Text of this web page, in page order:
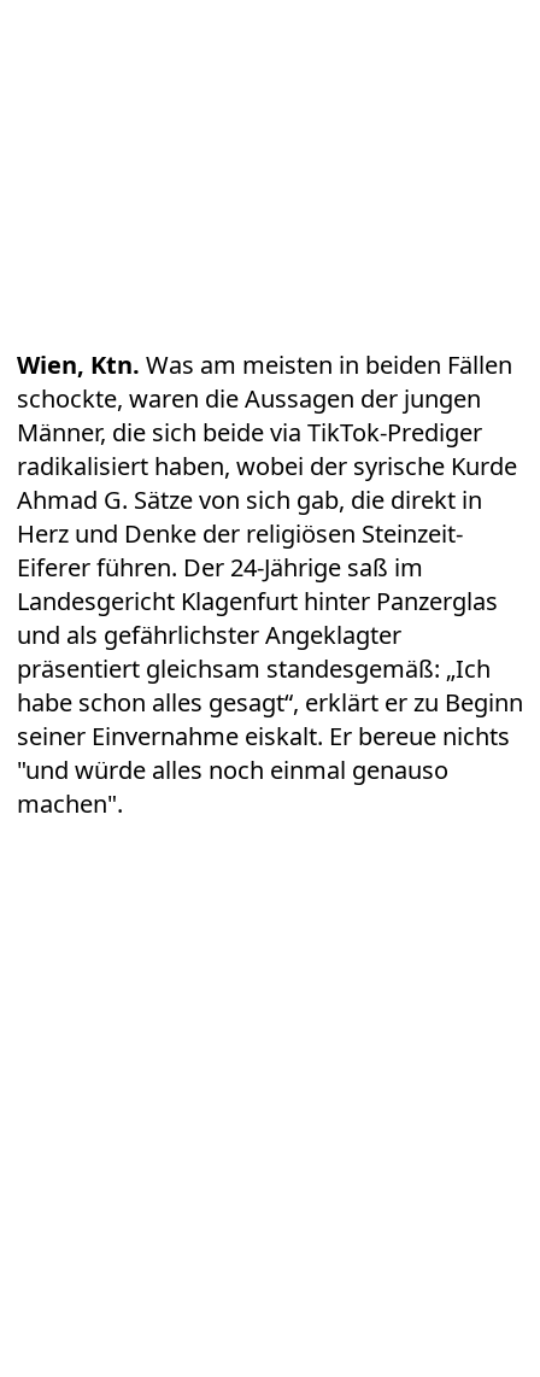
Wien, Ktn. Was am meisten in beiden Fällen
schockte, waren die Aussagen der jungen
Männer, die sich beide via TikTok-Prediger
radikalisiert haben, wobei der syrische Kurde
Ahmad G. Sätze von sich gab, die direkt in
Herz und Denke der religiösen Steinzeit-
Eiferer führen. Der 24-Jährige saß im
Landesgericht Klagenfurt hinter Panzerglas
und als gefährlichster Angeklagter
präsentiert gleichsam standesgemäß: „Ich
habe schon alles gesagt“, erklärt er zu Beginn
seiner Einvernahme eiskalt. Er bereue nichts
"und würde alles noch einmal genauso
machen".